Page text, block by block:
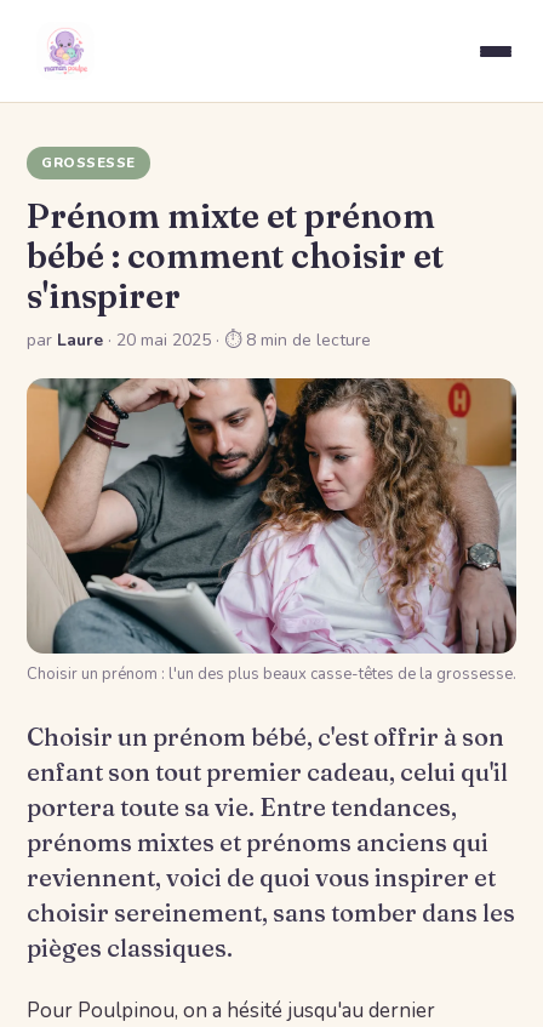
GROSSESSE
Prénom mixte et prénom
bébé : comment choisir et
s'inspirer
par Laure · 20 mai 2025 · ⏱ 8 min de lecture
Choisir un prénom : l'un des plus beaux casse-têtes de la grossesse.
Choisir un prénom bébé, c'est offrir à son
enfant son tout premier cadeau, celui qu'il
portera toute sa vie. Entre tendances,
prénoms mixtes et prénoms anciens qui
reviennent, voici de quoi vous inspirer et
choisir sereinement, sans tomber dans les
pièges classiques.
Pour Poulpinou, on a hésité jusqu'au dernier